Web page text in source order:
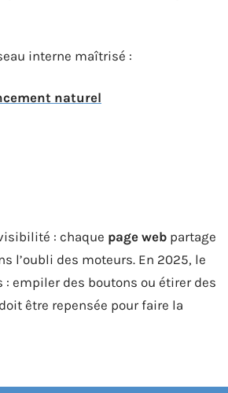
interne maîtrisé :
naturel
: chaque page web partage
l’oubli des moteurs. En 2025, le
empiler des boutons ou étirer des
être repensée pour faire la